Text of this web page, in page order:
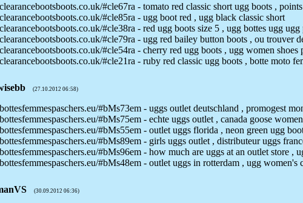
#cle67ra - tomato red classic short ugg boots ,
#cle85ra - ugg boot red , ugg black classic short
#cle38ra - red ugg boots size 5 , ugg bottes ugg ugg
#cle79ra - ugg red bailey button boots , ou trouver
#cle54ra - cherry red ugg boots , ugg women shoes
#cle21ra - ruby red classic ugg boots , botte moto
(27.10.2012 06:58)
#bMs73em - uggs outlet deutschland , promogest
#bMs75em - echte uggs outlet , canada goose
#bMs55em - outlet uggs florida , neon green ugg
#bMs89em - girls uggs outlet , distributeur uggs
#bMs96em - how much are uggs at an outlet store ,
#bMs48em - outlet uggs in rotterdam , ugg women's
(30.09.2012 06:36)